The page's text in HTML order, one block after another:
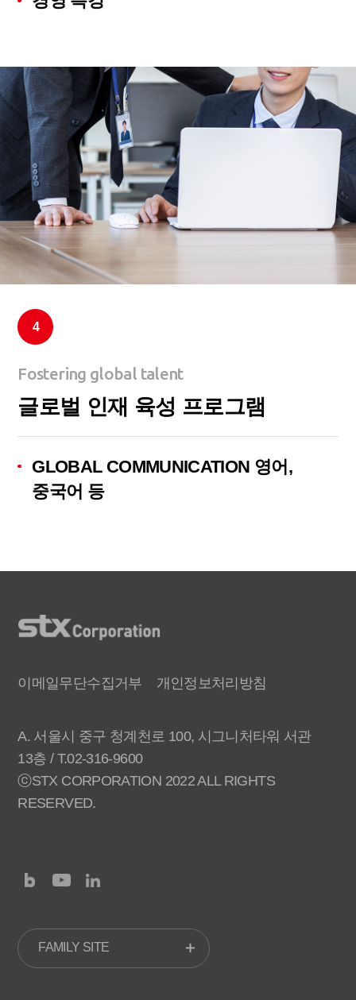
4
Fostering global talent
글로벌 인재 육성 프로그램
GLOBAL COMMUNICATION 영어,
중국어 등
이메일무단수집거부 개인정보처리방침
A. 서울시 중구 청계천로 100, 시그니처타워 서관
13층 / T.02-316-9600
ⓒSTX CORPORATION 2022 ALL RIGHTS
RESERVED.
FAMILY SITE